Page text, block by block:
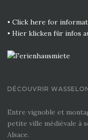
• Click here for
• Hier klicken für infos
DÉCOUVRIR
Entre vignoble et
petite ville médiévale à
Alsace.